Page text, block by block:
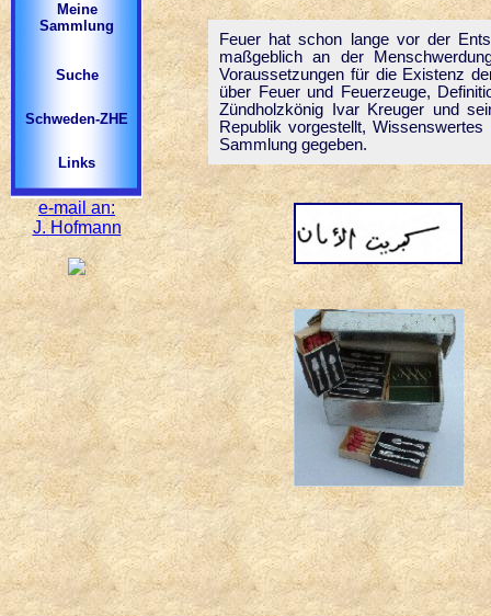
Meine
Sammlung
Suche
Schweden-ZHE
Links
e-mail an:
J. Hofmann
Feuer hat schon lange vor der
maßgeblich an der
Voraussetzungen für die Existenz
über Feuer und Feuerzeuge,
Zündholzkönig Ivar Kreuger und
Republik vorgestellt,
Sammlung gegeben.